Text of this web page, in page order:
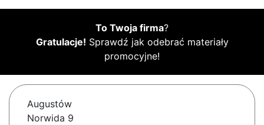
To Twoja firma?
Gratulacje! Sprawdź jak odebrać materiały
promocyjne!
Augustów
Norwida 9